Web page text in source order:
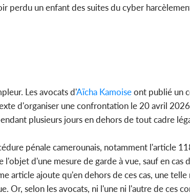
perdu un enfant des suites du cyber
Les avocats d'Aïcha Kamoiseont publié un
d'organiser une confrontation le 20 avril
plusieurs jours en dehors de tout cadre
pénale camerounais, notamment l'article
d'une mesure de garde à vue, sauf en cas
article ajoute qu'en dehors de ces cas, une
Or, selon les avocats, ni l'une ni l'autre de ces